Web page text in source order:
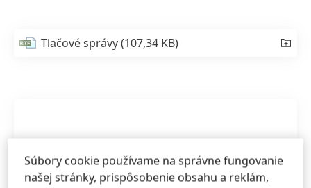
Tlačové správy(107,34 KB)
Súbory cookie používame na správne fungovanie
našej stránky, prispôsobenie obsahu a reklám,